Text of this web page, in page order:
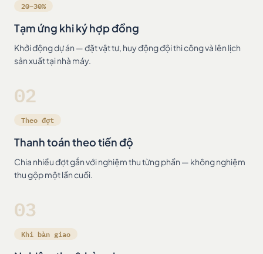
20–30%
Tạm ứng khi ký hợp đồng
Khởi động dự án — đặt vật tư, huy động đội thi công và lên lịch
sản xuất tại nhà máy.
02
Theo đợt
Thanh toán theo tiến độ
Chia nhiều đợt gắn với nghiệm thu từng phần — không nghiệm
thu gộp một lần cuối.
03
Khi bàn giao